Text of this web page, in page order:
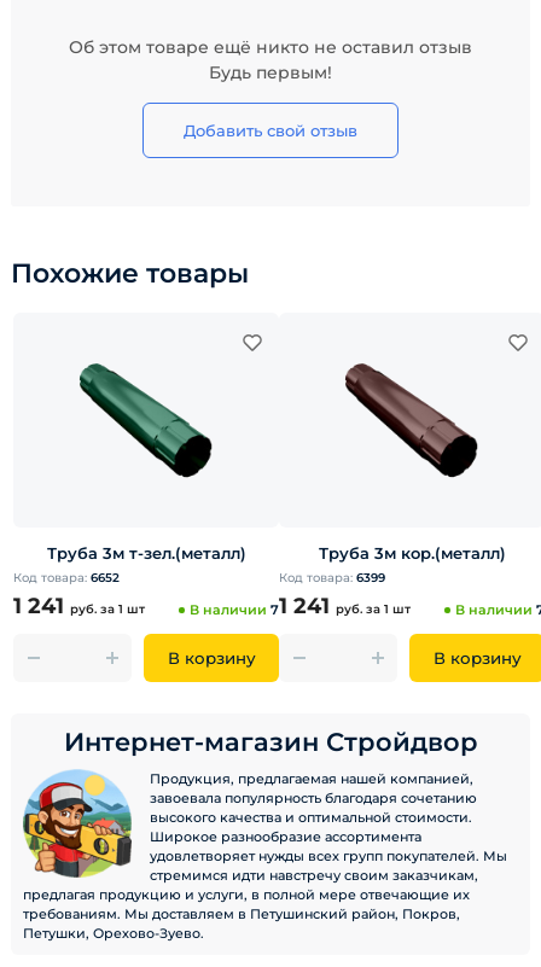
Об этом товаре ещё никто не оставил отзыв
Будь первым!
Добавить свой отзыв
Похожие товары
Труба 3м т-зел.(металл)
Код товара: 6652
1 241 руб. за 1 шт В наличии 7
В корзину
Труба 3м кор.(металл)
Код товара: 6399
1 241 руб. за 1 шт В наличии
В корзину
Интернет-магазин Стройдвор
Продукция, предлагаемая нашей компанией,
завоевала популярность благодаря сочетанию
высокого качества и оптимальной стоимости.
Широкое разнообразие ассортимента
удовлетворяет нужды всех групп покупателей. Мы
стремимся идти навстречу своим заказчикам,
предлагая продукцию и услуги, в полной мере отвечающие их
требованиям. Мы доставляем в Петушинский район, Покров,
Петушки, Орехово-Зуево.